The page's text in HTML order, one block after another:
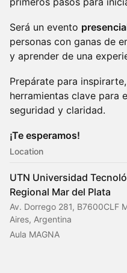
Será un evento
personas con ganas de
y aprender de una
Prepárate para
herramientas clave para
seguridad y claridad.
¡Te esperamos!
Location
UTN Universidad
Regional Mar del Plata
Av. Dorrego 281, B7600CLF
Aires, Argentina
Aula MAGNA